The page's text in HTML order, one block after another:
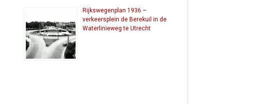
Rijkswegenplan 1936 –
verkeersplein de Berekuil in de
Waterlinieweg te Utrecht